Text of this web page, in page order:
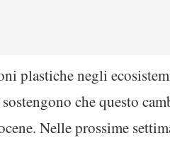
plastiche negli
che questo
Nelle prossime